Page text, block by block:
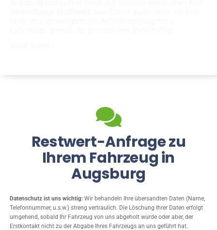
Restwert-Anfrage zu
Ihrem Fahrzeug in
Augsburg
Datenschutz ist uns wichtig: Wir behandeln Ihre übersandten Daten (Name,
Telefonnummer, u.s.w.) streng vertraulich. Die Löschung Ihrer Daten erfolgt
umgehend, sobald Ihr Fahrzeug von uns abgeholt wurde oder aber, der
Erstkontakt nicht zu der Abgabe Ihres Fahrzeugs an uns geführt hat.